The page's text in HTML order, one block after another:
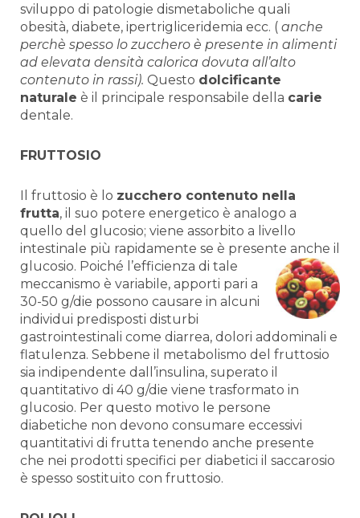
sviluppo di patologie dismetaboliche quali
obesità, diabete, ipertrigliceridemia ecc. ( anche
perchè spesso lo zucchero è presente in alimenti
ad elevata densità calorica dovuta all’alto
contenuto in rassi). Questo dolcificante
naturale è il principale responsabile della carie
dentale.
FRUTTOSIO
Il fruttosio è lo zucchero contenuto nella
frutta, il suo potere energetico è analogo a
quello del glucosio; viene assorbito a livello
intestinale più rapidamente se è presente anche il
glucosio. Poiché l’efficienza di tale
meccanismo è variabile, apporti pari a
30-50 g/die possono causare in alcuni
individui predisposti disturbi
gastrointestinali come diarrea, dolori addominali e
flatulenza. Sebbene il metabolismo del fruttosio
sia indipendente dall’insulina, superato il
quantitativo di 40 g/die viene trasformato in
glucosio. Per questo motivo le persone
diabetiche non devono consumare eccessivi
quantitativi di frutta tenendo anche presente
che nei prodotti specifici per diabetici il saccarosio
è spesso sostituito con fruttosio.